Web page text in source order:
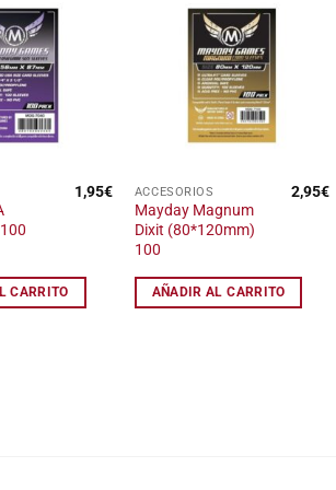
1,95€
CARRITO
deseos
ACCESORIOS
Mayday Magnum
Dixit (80*120mm)
100
2,95€
AÑADIR AL CARRITO